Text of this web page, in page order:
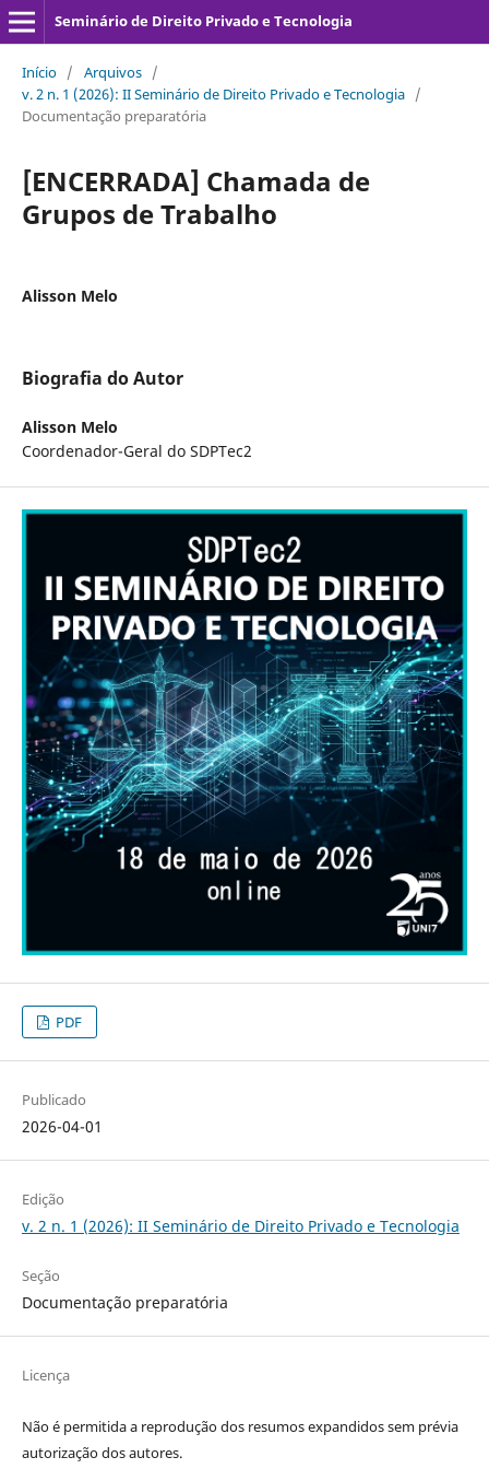
Seminário de Direito Privado e Tecnologia
Início / Arquivos /
v. 2 n. 1 (2026): II Seminário de Direito Privado e Tecnologia /
Documentação preparatória
[ENCERRADA] Chamada de
Grupos de Trabalho
Alisson Melo
Biografia do Autor
Alisson Melo
Coordenador-Geral do SDPTec2
PDF
Publicado
2026-04-01
Edição
v. 2 n. 1 (2026): II Seminário de Direito Privado e Tecnologia
Seção
Documentação preparatória
Licença
Não é permitida a reprodução dos resumos expandidos sem prévia
autorização dos autores.